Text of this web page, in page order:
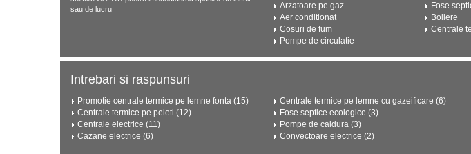
sau de lucru
Arzatoare pe gaz
Aer conditionat
Cosuri de fum
Pompe de circulatie
Fose
Boilere
Centrale
Intrebari si raspunsuri
Promotie centrale termice pe lemne fonta (15)
Centrale termice pe peleti (12)
Centrale electrice (11)
Cazane electrice (6)
Centrale termice pe lemne cu gazeificare (6)
Fose septice ecologice (3)
Pompe de caldura (3)
Convectoare electrice (2)